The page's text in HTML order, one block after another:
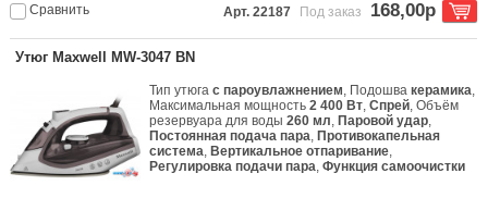
Сравнить
Арт. 22187
Под заказ 168,00р
Утюг Maxwell MW-3047 BN
Тип утюгас пароувлажнением, Подошвакерамика,
Максимальная мощность2 400 Вт,Спрей, Объём
резервуара для воды260 мл, Паровой удар,
Постоянная подача пара, Противокапельная
система, Вертикальное отпаривание,
Регулировка подачи пара,Функция самоочистки